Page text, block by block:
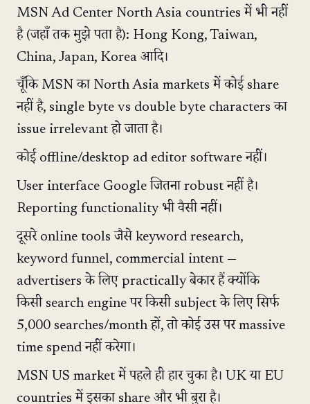
MSN Ad Center North Asia countries में भी नहीं
है (जहाँ तक मुझे पता है): Hong Kong, Taiwan,
China, Japan, Korea आदि।
चूँकि MSN का North Asia markets में कोई share
नहीं है, single byte vs double byte characters का
issue irrelevant हो जाता है।
कोई offline/desktop ad editor software नहीं।
User interface Google जितना robust नहीं है।
Reporting functionality भी वैसी नहीं।
दूसरे online tools जैसे keyword research,
keyword funnel, commercial intent —
advertisers के लिए practically बेकार हैं क्योंकि
किसी search engine पर किसी subject के लिए सिर्फ
5,000 searches/month हों, तो कोई उस पर massive
time spend नहीं करेगा।
MSN US market में पहले ही हार चुका है। UK या EU
countries में इसका share और भी बुरा है।